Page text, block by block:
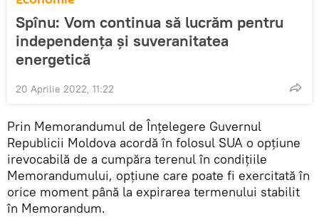
Spînu: Vom continua să lucrăm pentru
independența și suveranitatea
energetică
20 Aprilie 2022, 11:22
Prin Memorandumul de Înțelegere Guvernul
Republicii Moldova acordă în folosul SUA o opțiune
irevocabilă de a cumpăra terenul în condițiile
Memorandumului, opțiune care poate fi exercitată în
orice moment până la expirarea termenului stabilit
în Memorandum.